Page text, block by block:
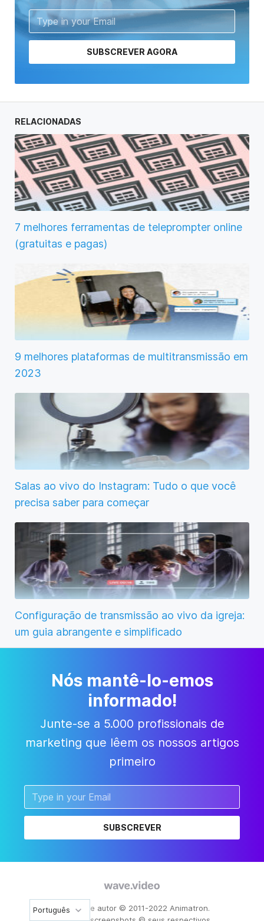
SUBSCREVER AGORA
RELACIONADAS
7 melhores ferramentas de teleprompter online
(gratuitas e pagas)
9 melhores plataformas de multitransmissão em
2023
Salas ao vivo do Instagram: Tudo o que você
precisa saber para começar
Configuração de transmissão ao vivo da igreja:
um guia abrangente e simplificado
Nós mantê-lo-emos
informado!
Junte-se a 5.000 profissionais de
marketing que lêem os nossos artigos
primeiro
SUBSCREVER
Direitos de autor © 2011-2022 Animatron.
Português